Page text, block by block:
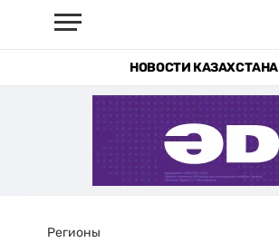
НОВОСТИ КАЗАХСТАНА
Регионы